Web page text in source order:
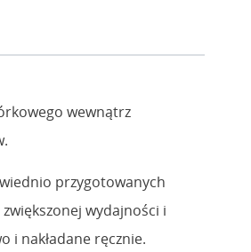
wewnątrz
przygotowanych
wydajności i
i nakładane ręcznie.